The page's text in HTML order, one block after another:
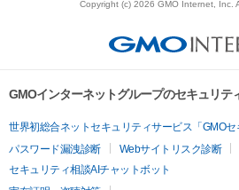
Copyright (c) 2026 GMO Internet, Inc.
GMOインターネットグループのセキュリテ
世界初総合ネットセキュリティサービス「GMOセ
パスワード漏洩診断
Webサイトリスク診断
セキュリティ相談AIチャットボット